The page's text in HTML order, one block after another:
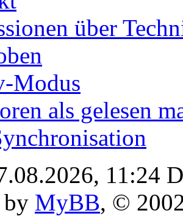
über
Modus
als gelesen
11:24
by MyBB, ©